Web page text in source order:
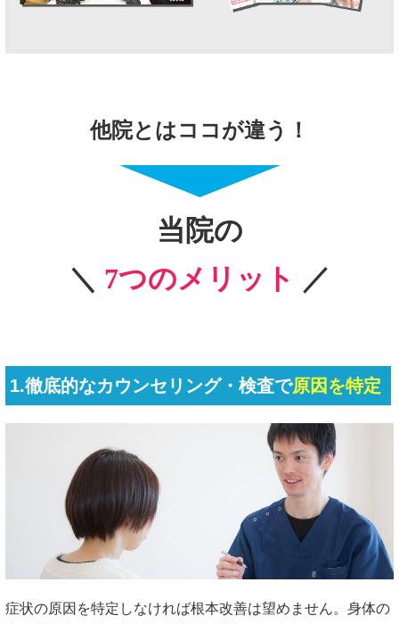
他院とはココが違う！
当院の
＼ 7つのメリット ／
1.徹底的なカウンセリング・検査で原因を特定
症状の原因を特定しなければ根本改善は望めません。身体の